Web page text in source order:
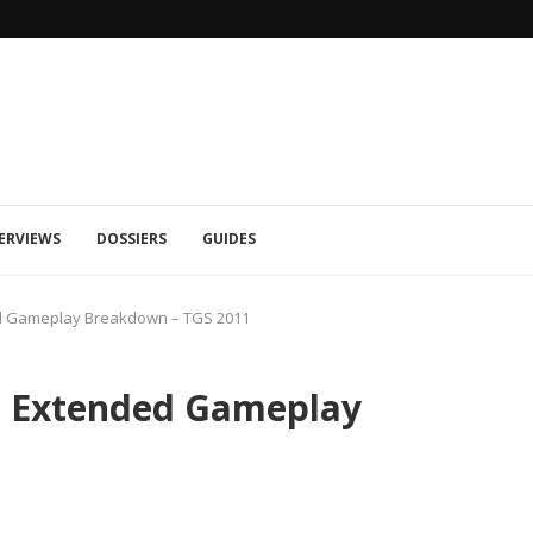
DOSSIERS GUIDES
Breakdown – TGS 2011
Gameplay